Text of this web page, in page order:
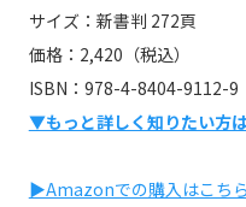
サイズ：新書判 272頁
価格：2,420（税込）
ISBN：978-4-8404-9112-9
▼もっと詳しく知りたい方
▶Amazonでの購入はこちら